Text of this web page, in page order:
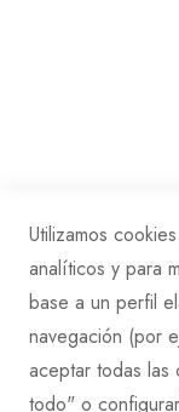
Utilizamos
analíticos y para
base a un perfil
navegación (por
aceptar todas
todo" o